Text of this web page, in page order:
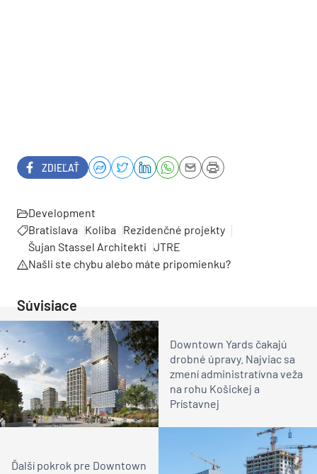
ZDIEĽAŤ
Development
Bratislava
Koliba
Rezidenčné projekty
Šujan Stassel Architekti JTRE
Našli ste chybu alebo máte pripomienku?
Súvisiace
Downtown Yards čakajú
drobné úpravy. Najviac sa
zmení administratívna veža
na rohu Košickej a
Prístavnej
Ďalší pokrok pre Downtown